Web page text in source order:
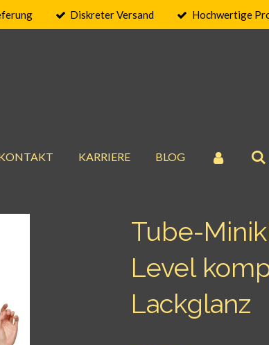
Diskreter Versand Hochwertige
KARRIERE BLOG
Tube-
Level
Lackglanz